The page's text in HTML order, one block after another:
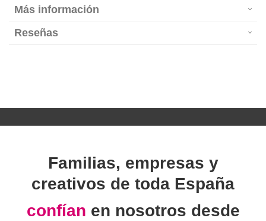
Más información
Reseñas
Familias, empresas y
creativos de toda España
confían en nosotros desde